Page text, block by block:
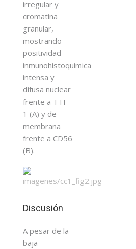
irregular y
cromatina
granular,
mostrando
positividad
inmunohistoquímica
intensa y
difusa nuclear
frente a TTF-
1 (A) y de
membrana
frente a CD56
(B).
Discusión
A pesar de la
baja